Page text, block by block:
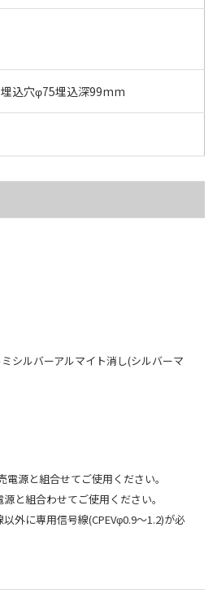
込穴φ75埋込深99mm
シルバーアルマイト消し(シルバーマ
源と組合せてご使用ください。
と組合わせてご使用ください。
外に専用信号線(CPEVφ0.9～1.2)が必